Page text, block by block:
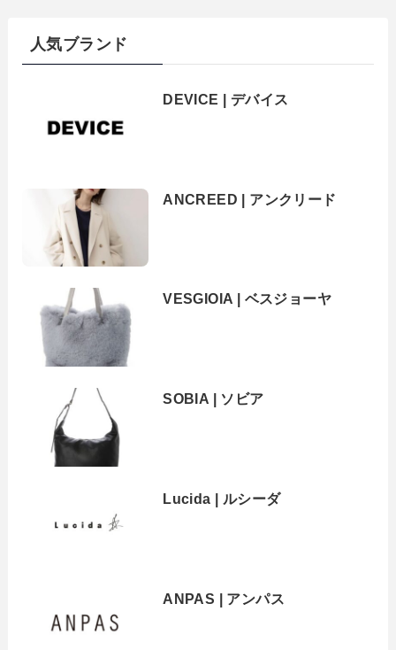
人気ブランド
DEVICE | デバイス
ANCREED | アンクリード
VESGIOIA | ベスジョーヤ
SOBIA | ソビア
Lucida | ルシーダ
ANPAS | アンパス